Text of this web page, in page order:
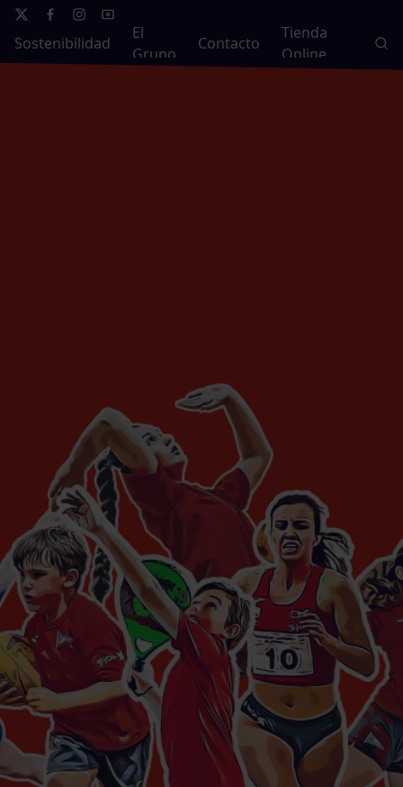
Sostenibilidad
El
Grupo
Contacto
Tienda
Online